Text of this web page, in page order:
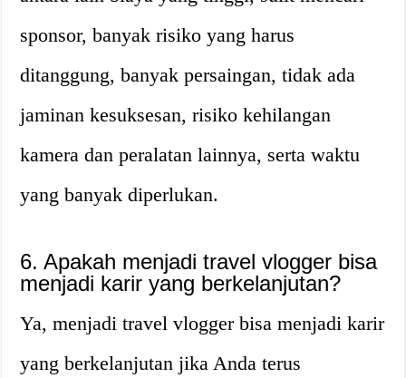
sponsor, banyak risiko yang harus
ditanggung, banyak persaingan, tidak ada
jaminan kesuksesan, risiko kehilangan
kamera dan peralatan lainnya, serta waktu
yang banyak diperlukan.
6. Apakah menjadi travel vlogger bisa
menjadi karir yang berkelanjutan?
Ya, menjadi travel vlogger bisa menjadi karir
yang berkelanjutan jika Anda terus